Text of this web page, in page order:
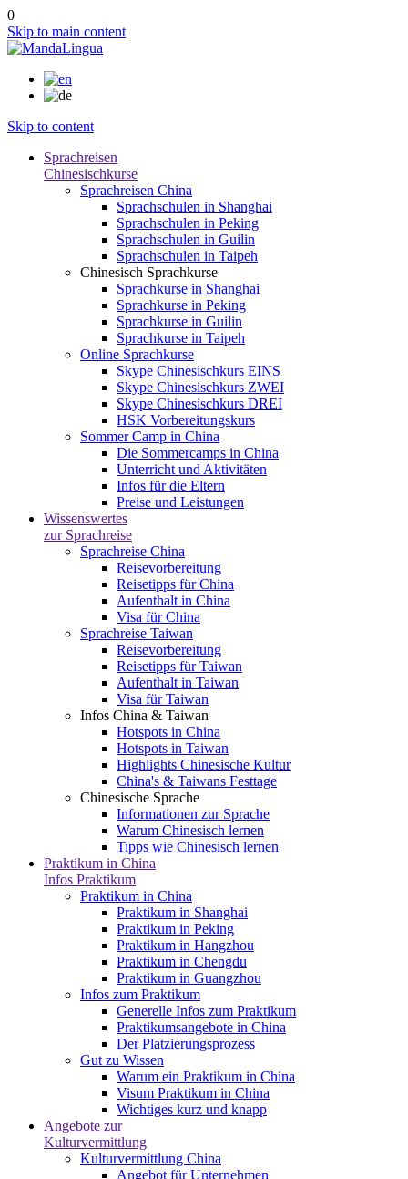
0
Skip to main content
Skip to content
Sprachreisen
Chinesischkurse
Sprachreisen China
Sprachschulen in Shanghai
Sprachschulen in Peking
Sprachschulen in Guilin
Sprachschulen in Taipeh
Chinesisch Sprachkurse
Sprachkurse in Shanghai
Sprachkurse in Peking
Sprachkurse in Guilin
Sprachkurse in Taipeh
Online Sprachkurse
Skype Chinesischkurs EINS
Skype Chinesischkurs ZWEI
Skype Chinesischkurs DREI
HSK Vorbereitungskurs
Sommer Camp in China
Die Sommercamps in China
Unterricht und Aktivitäten
Infos für die Eltern
Preise und Leistungen
Wissenswertes
zur Sprachreise
Sprachreise China
Reisevorbereitung
Reisetipps für China
Aufenthalt in China
Visa für China
Sprachreise Taiwan
Reisevorbereitung
Reisetipps für Taiwan
Aufenthalt in Taiwan
Visa für Taiwan
Infos China & Taiwan
Hotspots in China
Hotspots in Taiwan
Highlights Chinesische Kultur
China's & Taiwans Festtage
Chinesische Sprache
Informationen zur Sprache
Warum Chinesisch lernen
Tipps wie Chinesisch lernen
Praktikum in China
Infos Praktikum
Praktikum in China
Praktikum in Shanghai
Praktikum in Peking
Praktikum in Hangzhou
Praktikum in Chengdu
Praktikum in Guangzhou
Infos zum Praktikum
Generelle Infos zum Praktikum
Praktikumsangebote in China
Der Platzierungsprozess
Gut zu Wissen
Warum ein Praktikum in China
Visum Praktikum in China
Wichtiges kurz und knapp
Angebote zur
Kulturvermittlung
Kulturvermittlung China
Angebot für Unternehmen